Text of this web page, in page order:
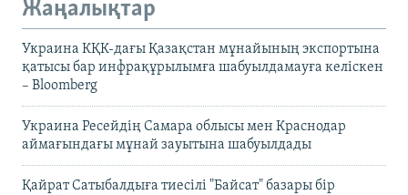
Жаңалықтар
Украина КҚК-дағы Қазақстан мұнайының экспортына
қатысы бар инфрақұрылымға шабуылдамауға келіскен
– Bloomberg
Украина Ресейдің Самара облысы мен Краснодар
аймағындағы мұнай зауытына шабуылдады
Қайрат Сатыбалдыға тиесілі "Байсат" базары бір